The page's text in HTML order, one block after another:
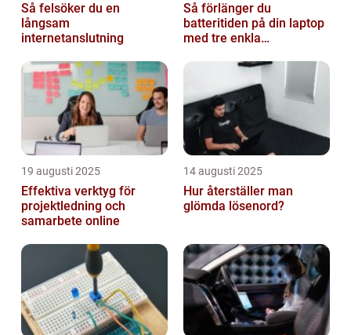
Så felsöker du en
långsam
internetanslutning
Så förlänger du
batteritiden på din laptop
med tre enkla
19 augusti 2025
Effektiva verktyg för
projektledning och
samarbete online
14 augusti 2025
Hur återställer man
glömda lösenord?